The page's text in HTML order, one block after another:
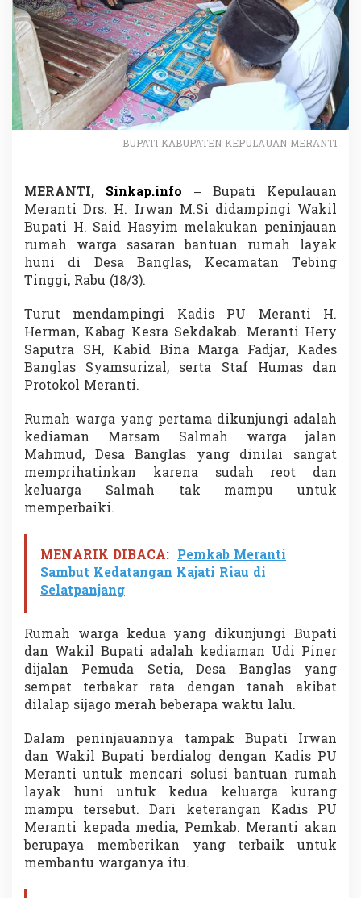
B
u
p
a
i
M
e
a
T
i
n
a
u
m
h
B
a
u
a
L
y
e
s
a
a
l
a
s
BUPATI KABUPATEN KEPULAUAN MERANTI
MERANTI, Sinkap.info – Bupati Kepulauan
Meranti Drs. H. Irwan M.Si didampingi Wakil
Bupati H. Said Hasyim melakukan peninjauan
rumah warga sasaran bantuan rumah layak
huni di Desa Banglas, Kecamatan Tebing
Tinggi, Rabu (18/3).
Turut mendampingi Kadis PU Meranti H.
Herman, Kabag Kesra Sekdakab. Meranti Hery
Saputra SH, Kabid Bina Marga Fadjar, Kades
Banglas Syamsurizal, serta Staf Humas dan
Protokol Meranti.
Rumah warga yang pertama dikunjungi adalah
kediaman Marsam Salmah warga jalan
Mahmud, Desa Banglas yang dinilai sangat
memprihatinkan karena sudah reot dan
keluarga Salmah tak mampu untuk
memperbaiki.
MENARIK DIBACA: Pemkab Meranti
Sambut Kedatangan Kajati Riau di
Selatpanjang
Rumah warga kedua yang dikunjungi Bupati
dan Wakil Bupati adalah kediaman Udi Piner
dijalan Pemuda Setia, Desa Banglas yang
sempat terbakar rata dengan tanah akibat
dilalap sijago merah beberapa waktu lalu.
Dalam peninjauannya tampak Bupati Irwan
dan Wakil Bupati berdialog dengan Kadis PU
Meranti untuk mencari solusi bantuan rumah
layak huni untuk kedua keluarga kurang
mampu tersebut. Dari keterangan Kadis PU
Meranti kepada media, Pemkab. Meranti akan
berupaya memberikan yang terbaik untuk
membantu warganya itu.